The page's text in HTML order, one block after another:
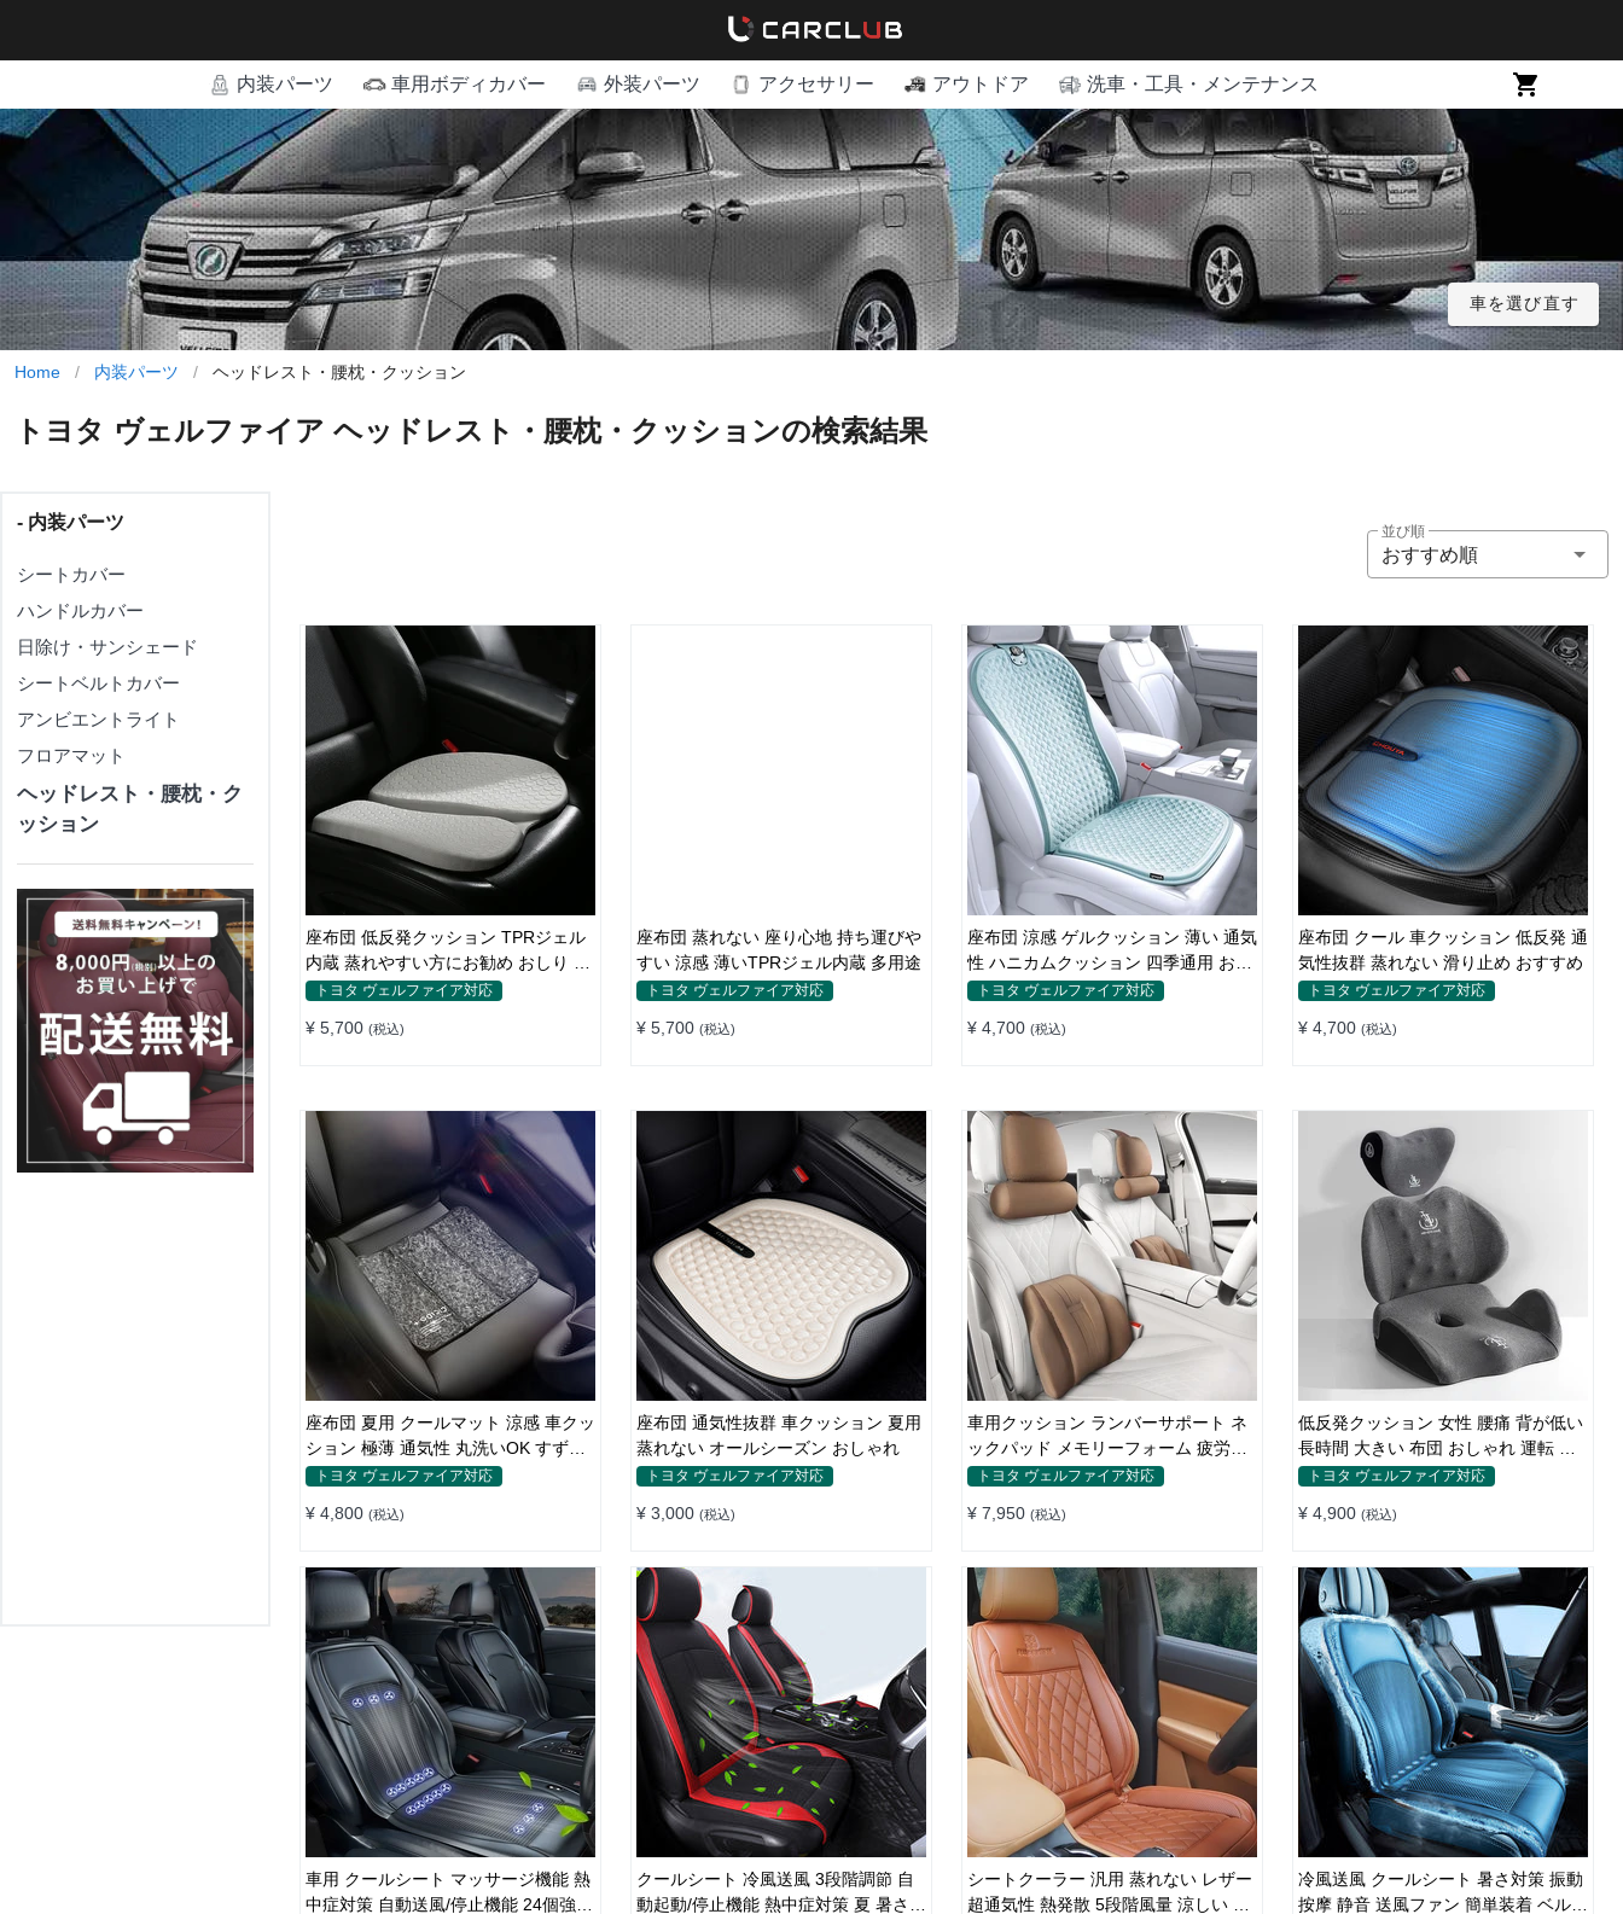
内装パーツ 車用ボディカバー 外装パーツ アクセサリー アウトドア 洗車・工具・メンテナンス
車を選び直す
Home / 内装パーツ / ヘッドレスト・腰枕・クッション
トヨタ ヴェルファイア ヘッドレスト・腰枕・クッションの検索結果
- 内装パーツ
シートカバー
ハンドルカバー
日除け・サンシェード
シートベルトカバー
アンビエントライト
フロアマット
ヘッドレスト・腰枕・ク
ッション
並び順
おすすめ順
座布団 低反発クッション TPRジェル
内蔵 蒸れやすい方にお勧め おしり 熱
いトヨタ ヴェルファイア対応
¥ 5,700 (税込)
座布団 蒸れない 座り心地 持ち運びや
すい 涼感 薄いTPRジェル内蔵 多用途
トヨタ ヴェルファイア対応
¥ 5,700 (税込)
座布団 涼感 ゲルクッション 薄い 通気
性 ハニカムクッション 四季通用 おす
すめトヨタ ヴェルファイア対応
¥ 4,700 (税込)
座布団 クール 車クッション 低反発 通
気性抜群 蒸れない 滑り止め おすすめ
トヨタ ヴェルファイア対応
¥ 4,700 (税込)
座布団 夏用 クールマット 涼感 車クッ
ション 極薄 通気性 丸洗いOK すずし
いトヨタ ヴェルファイア対応
¥ 4,800 (税込)
座布団 通気性抜群 車クッション 夏用
蒸れない オールシーズン おしゃれ
トヨタ ヴェルファイア対応
¥ 3,000 (税込)
車用クッション ランバーサポート ネ
ックパッド メモリーフォーム 疲労回
復トヨタ ヴェルファイア対応
¥ 7,950 (税込)
低反発クッション 女性 腰痛 背が低い
長時間 大きい 布団 おしゃれ 運転 疲
労回復
トヨタ ヴェルファイア対応
¥ 4,900 (税込)
車用 クールシート マッサージ機能 熱
中症対策 自動送風/停止機能 24個強力
クールシート 冷風送風 3段階調節 自
動起動/停止機能 熱中症対策 夏 暑さ対
シートクーラー 汎用 蒸れない レザー
超通気性 熱発散 5段階風量 涼しい 冷
冷風送風 クールシート 暑さ対策 振動
按摩 静音 送風ファン 簡単装着 ベルト